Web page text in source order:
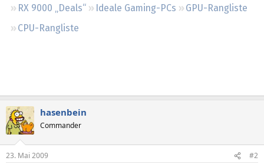
RX 9000 „Deals“
Ideale Gaming-PCs
GPU-Rangliste
CPU-Rangliste
hasenbein
Commander
23. Mai 2009 #2